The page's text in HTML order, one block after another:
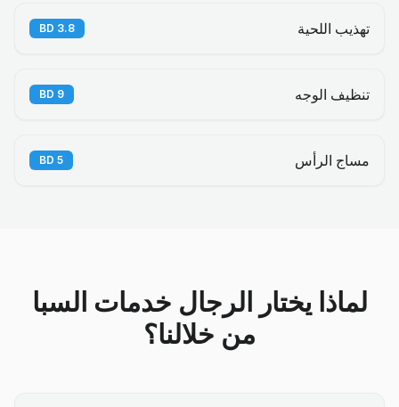
تهذيب اللحية 3.8
BD
تنظيف الوجه 9
BD
مساج الرأس 5
BD
لماذا يختار الرجال خدمات السبا
من خلالنا؟